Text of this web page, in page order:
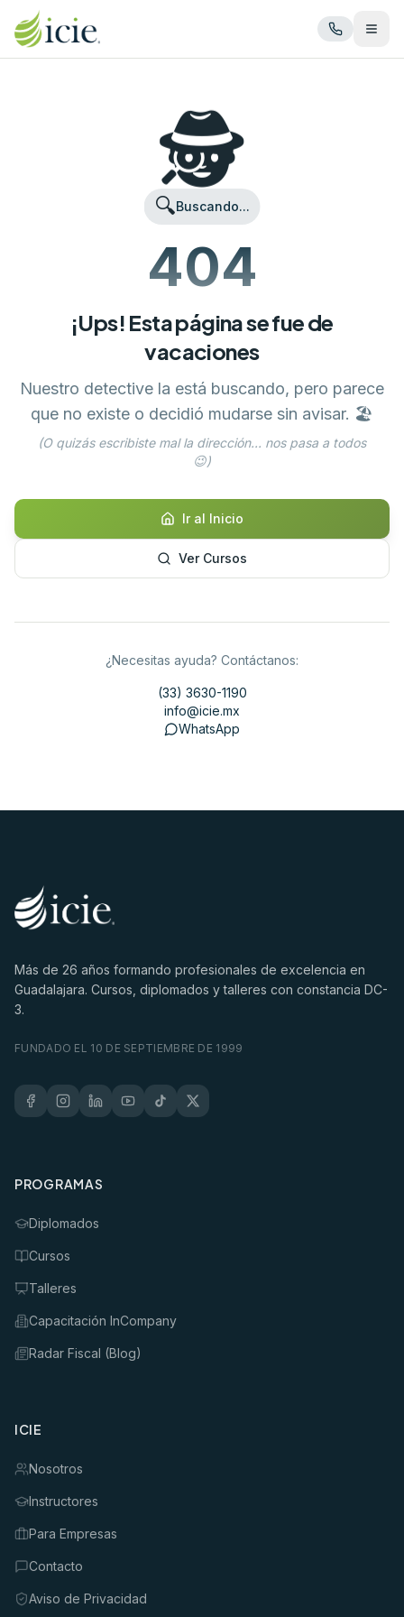
Abrir
🕵️
🔍Buscando...
404
¡Ups! Esta página se fue de
vacaciones
Nuestro detective la está buscando, pero parece
que no existe o decidió mudarse sin avisar. 🏖️
(O quizás escribiste mal la dirección... nos pasa a todos
😉)
Ir al Inicio
Ver Cursos
¿Necesitas ayuda? Contáctanos:
(33) 3630-1190
info@icie.mx
WhatsApp
Más de 26 años formando profesionales de excelencia en
Guadalajara. Cursos, diplomados y talleres con constancia DC-
3.
FUNDADO EL 10 DE SEPTIEMBRE DE 1999
PROGRAMAS
Diplomados
Cursos
Talleres
Capacitación InCompany
Radar Fiscal (Blog)
ICIE
Nosotros
Instructores
Para Empresas
Contacto
Aviso de Privacidad